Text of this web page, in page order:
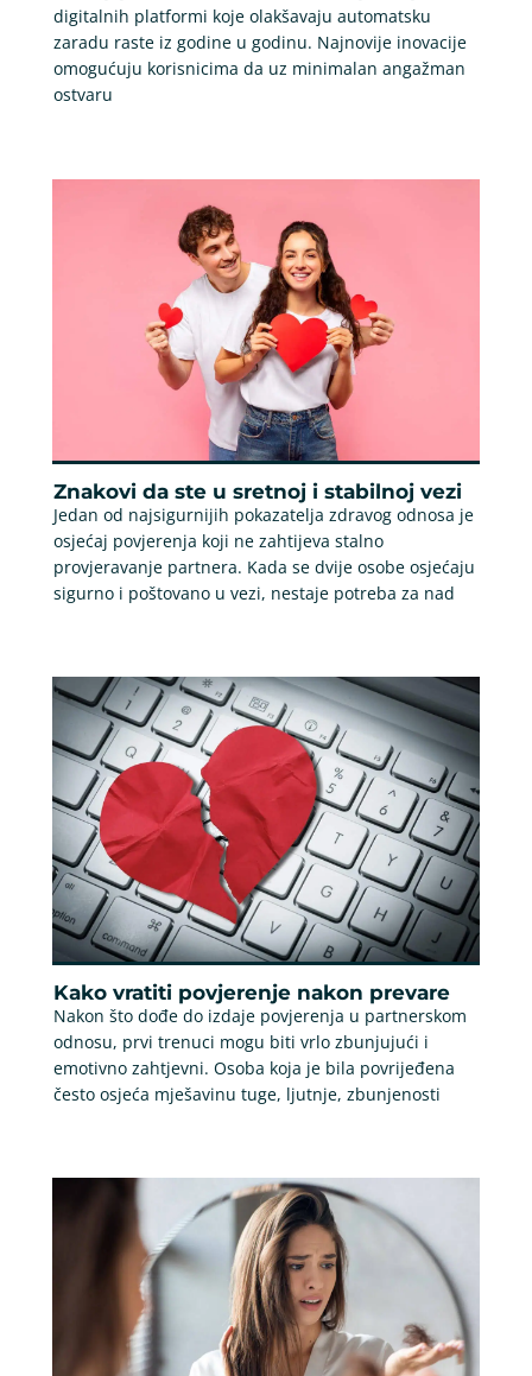
digitalnih platformi koje olakšavaju automatsku
zaradu raste iz godine u godinu. Najnovije inovacije
omogućuju korisnicima da uz minimalan angažman
ostvaru
Znakovi da ste u sretnoj i stabilnoj vezi
Jedan od najsigurnijih pokazatelja zdravog odnosa je
osjećaj povjerenja koji ne zahtijeva stalno
provjeravanje partnera. Kada se dvije osobe osjećaju
sigurno i poštovano u vezi, nestaje potreba za nad
Kako vratiti povjerenje nakon prevare
Nakon što dođe do izdaje povjerenja u partnerskom
odnosu, prvi trenuci mogu biti vrlo zbunjujući i
emotivno zahtjevni. Osoba koja je bila povrijeđena
često osjeća mješavinu tuge, ljutnje, zbunjenosti